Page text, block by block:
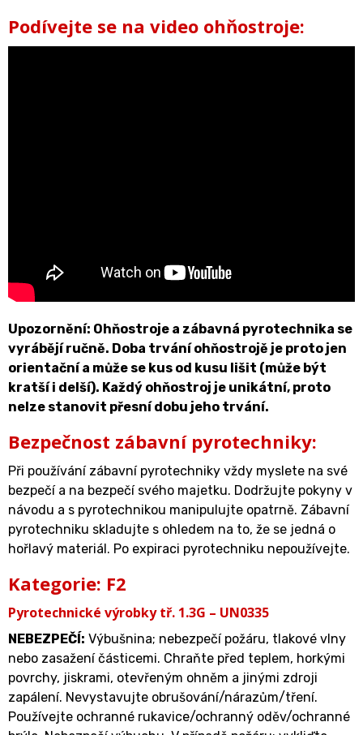
Podívejte se na video ohňostroje:
Upozornění: Ohňostroje a zábavná pyrotechnika se
vyrábějí ručně. Doba trvání ohňostrojě je proto jen
orientační a může se kus od kusu lišit (může být
kratší i delší). Každý ohňostroj je unikátní, proto
nelze stanovit přesní dobu jeho trvání.
Bezpečnost zábavní pyrotechniky:
Při používání zábavní pyrotechniky vždy myslete na své
bezpečí a na bezpečí svého majetku. Dodržujte pokyny v
návodu a s pyrotechnikou manipulujte opatrně. Zábavní
pyrotechniku skladujte s ohledem na to, že se jedná o
hořlavý materiál. Po expiraci pyrotechniku nepoužívejte.
Kategorie: F2
Pyrotechnické výrobky tř. 1.3G – UN0335
NEBEZPEČÍ: Výbušnina; nebezpečí požáru, tlakové vlny
nebo zasažení částicemi. Chraňte před teplem, horkými
povrchy, jiskrami, otevřeným ohněm a jinými zdroji
zapálení. Nevystavujte obrušování/nárazům/tření.
Používejte ochranné rukavice/ochranný oděv/ochranné